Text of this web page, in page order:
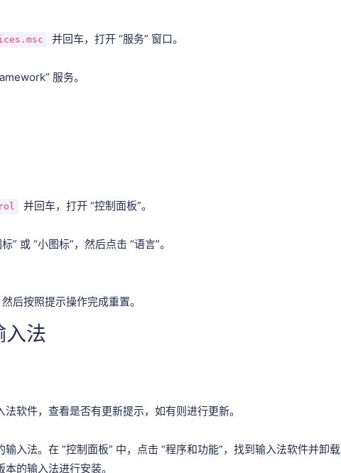
并回车，打开 “服务” 窗口。
服务。
并回车，打开 “控制面板”。
或 “小图标”，然后点击 “语言”。
后按照提示操作完成重置。
入法
软件，查看是否有更新提示，如有则进行更新。
入法。在 “控制面板” 中，点击 “程序和功能”，找到输入法软件并卸载
的输入法进行安装。